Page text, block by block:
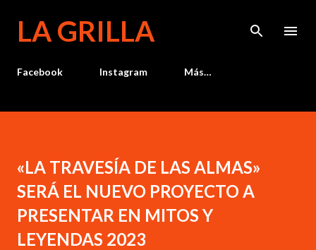
LA GRILLA
Facebook Instagram Más…
«LA TRAVESÍA DE LAS ALMAS»
SERÁ EL NUEVO PROYECTO A
PRESENTAR EN MITOS Y
LEYENDAS 2023